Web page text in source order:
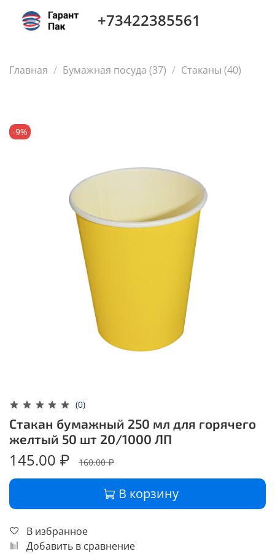
+73422385561
Главная Бумажная посуда (37) Стаканы (40)
-9%
(0)
Стакан бумажный 250 мл для горячего
желтый 50 шт 20/1000 ЛП
145.00 ₽ 160.00 ₽
В корзину
В избранное
Добавить в сравнение